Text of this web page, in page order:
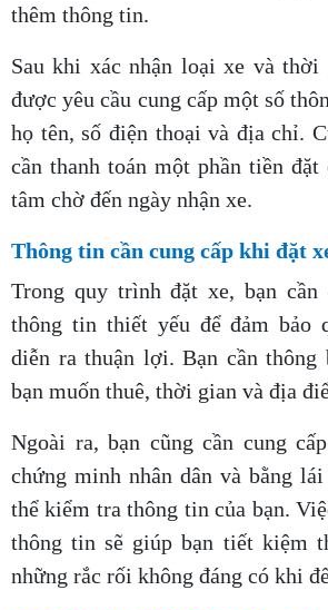
thêm thông tin.
Sau khi xác nhận loại xe và thời
được yêu cầu cung cấp một số
họ tên, số điện thoại và địa chỉ.
cần thanh toán một phần tiền
tâm chờ đến ngày nhận xe.
Thông tin cần cung cấp khi đặt
Trong quy trình đặt xe, bạn cần
thông tin thiết yếu để đảm bảo
diễn ra thuận lợi. Bạn cần
bạn muốn thuê, thời gian và địa
Ngoài ra, bạn cũng cần cung
chứng minh nhân dân và bằng
thể kiểm tra thông tin của bạn.
thông tin sẽ giúp bạn tiết kiệm
những rắc rối không đáng có khi